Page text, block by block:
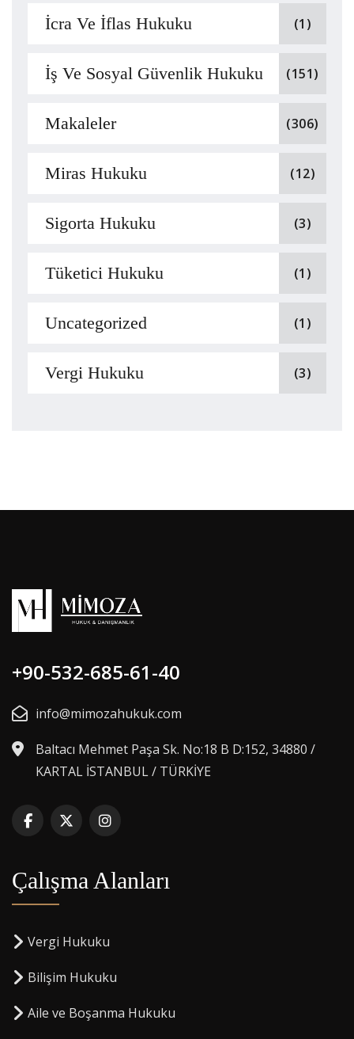
İcra Ve İflas Hukuku (1)
İş Ve Sosyal Güvenlik Hukuku (151)
Makaleler (306)
Miras Hukuku (12)
Sigorta Hukuku (3)
Tüketici Hukuku (1)
Uncategorized (1)
Vergi Hukuku (3)
+90-532-685-61-40
info@mimozahukuk.com
Baltacı Mehmet Paşa Sk. No:18 B D:152, 34880 /
KARTAL İSTANBUL / TÜRKİYE
Çalışma Alanları
Vergi Hukuku
Bilişim Hukuku
Aile ve Boşanma Hukuku